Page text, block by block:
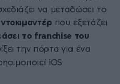
να μεταδώσει το
ντοκιμαντέρ που εξετάζει
το franchise του
την πόρτα για ένα
iOS